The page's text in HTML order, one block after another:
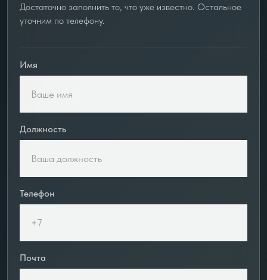
Достаточно заполнить то, что уже известно. Остальное
уточним по телефону.
Имя
Должность
Телефон
Почта